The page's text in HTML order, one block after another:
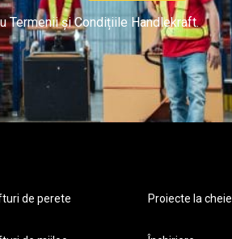
Termenii și Condițiile Handlekraft.
de perete Proiecte la cheie